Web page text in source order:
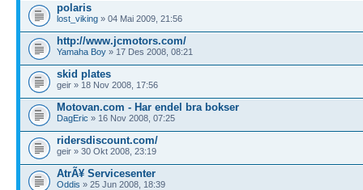
polaris
lost_viking » 04 Mai 2009, 21:56
http://www.jcmotors.com/
Yamaha Boy » 17 Des 2008, 08:21
skid plates
geir » 18 Nov 2008, 17:56
Motovan.com - Har endel bra bokser
DagEric » 16 Nov 2008, 07:25
ridersdiscount.com/
geir » 30 Okt 2008, 23:19
AtrÃ¥ Servicesenter
Oddis » 25 Jun 2008, 18:39